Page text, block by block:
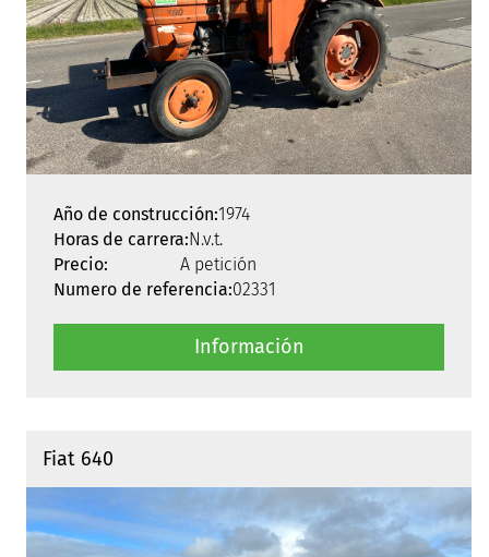
Año de construcción:1974
Horas de carrera:N.v.t.
Precio:
A petición
Numero de referencia:02331
Información
Fiat 640